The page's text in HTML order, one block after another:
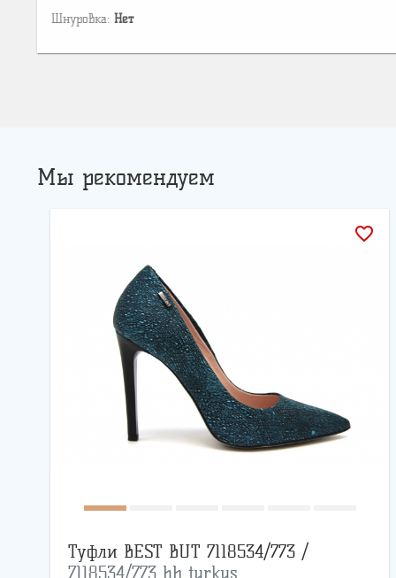
Шнуровка: Нет
Мы рекомендуем
favorite_border
Туфли BEST BUT 7118534/773 /
7118534/773 hb turkus